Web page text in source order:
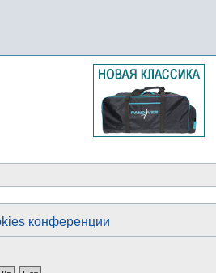
конференции